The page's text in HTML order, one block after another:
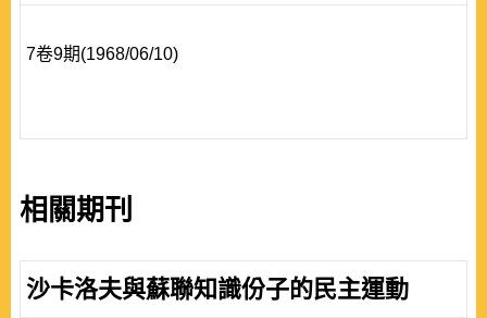
7卷9期(1968/06/10)
相關期刊
沙卡洛夫與蘇聯知識份子的民主運動